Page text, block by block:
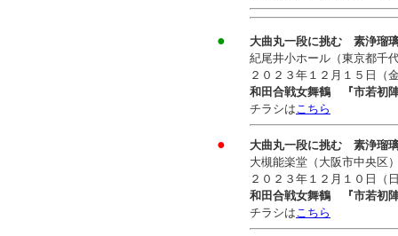
●
大曲丸一段に挑む 素浄瑠
紀尾井小ホール（東京都千
２０２３年１２月１５日（
和田合戦女舞鶴 『市若初
チラシはこちら
●
大曲丸一段に挑む 素浄瑠
大槻能楽堂（大阪市中央区
２０２３年１２月１０日（
和田合戦女舞鶴 『市若初
チラシはこちら